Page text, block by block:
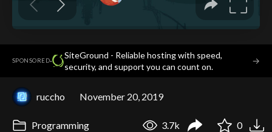
SPONSORED·
SiteGround - Reliable hosting with speed,
security, and support you can count on.
→
ruccho November 20, 2019
Programming 3.7k 0